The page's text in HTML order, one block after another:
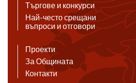
Търгове и конкурси
Най-често срещани
въпроси и отговори
Проекти
За Общината
Контакти